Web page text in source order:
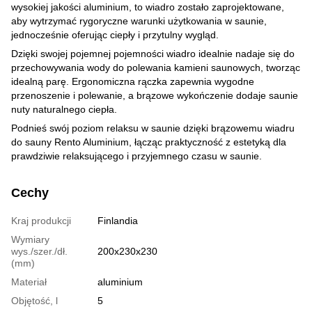
wysokiej jakości aluminium, to wiadro zostało zaprojektowane,
aby wytrzymać rygoryczne warunki użytkowania w saunie,
jednocześnie oferując ciepły i przytulny wygląd.
Dzięki swojej pojemnej pojemności wiadro idealnie nadaje się do
przechowywania wody do polewania kamieni saunowych, tworząc
idealną parę. Ergonomiczna rączka zapewnia wygodne
przenoszenie i polewanie, a brązowe wykończenie dodaje saunie
nuty naturalnego ciepła.
Podnieś swój poziom relaksu w saunie dzięki brązowemu wiadru
do sauny Rento Aluminium, łącząc praktyczność z estetyką dla
prawdziwie relaksującego i przyjemnego czasu w saunie.
Cechy
Kraj produkcji
Finlandia
Wymiary
wys./szer./dł.
(mm)
200x230x230
Materiał
aluminium
Objętość, l
5